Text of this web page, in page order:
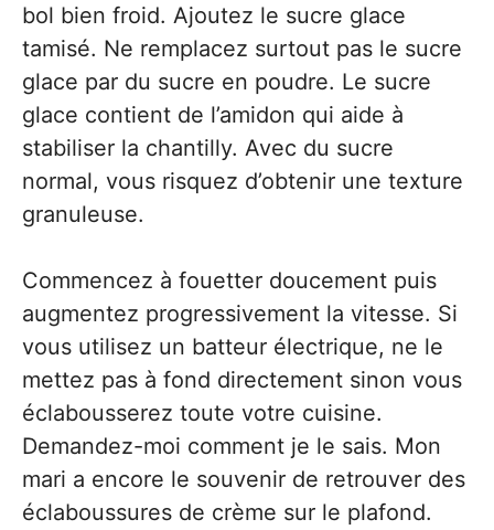
bol bien froid. Ajoutez le sucre glace
tamisé. Ne remplacez surtout pas le sucre
glace par du sucre en poudre. Le sucre
glace contient de l’amidon qui aide à
stabiliser la chantilly. Avec du sucre
normal, vous risquez d’obtenir une texture
granuleuse.
Commencez à fouetter doucement puis
augmentez progressivement la vitesse. Si
vous utilisez un batteur électrique, ne le
mettez pas à fond directement sinon vous
éclabousserez toute votre cuisine.
Demandez-moi comment je le sais. Mon
mari a encore le souvenir de retrouver des
éclaboussures de crème sur le plafond.